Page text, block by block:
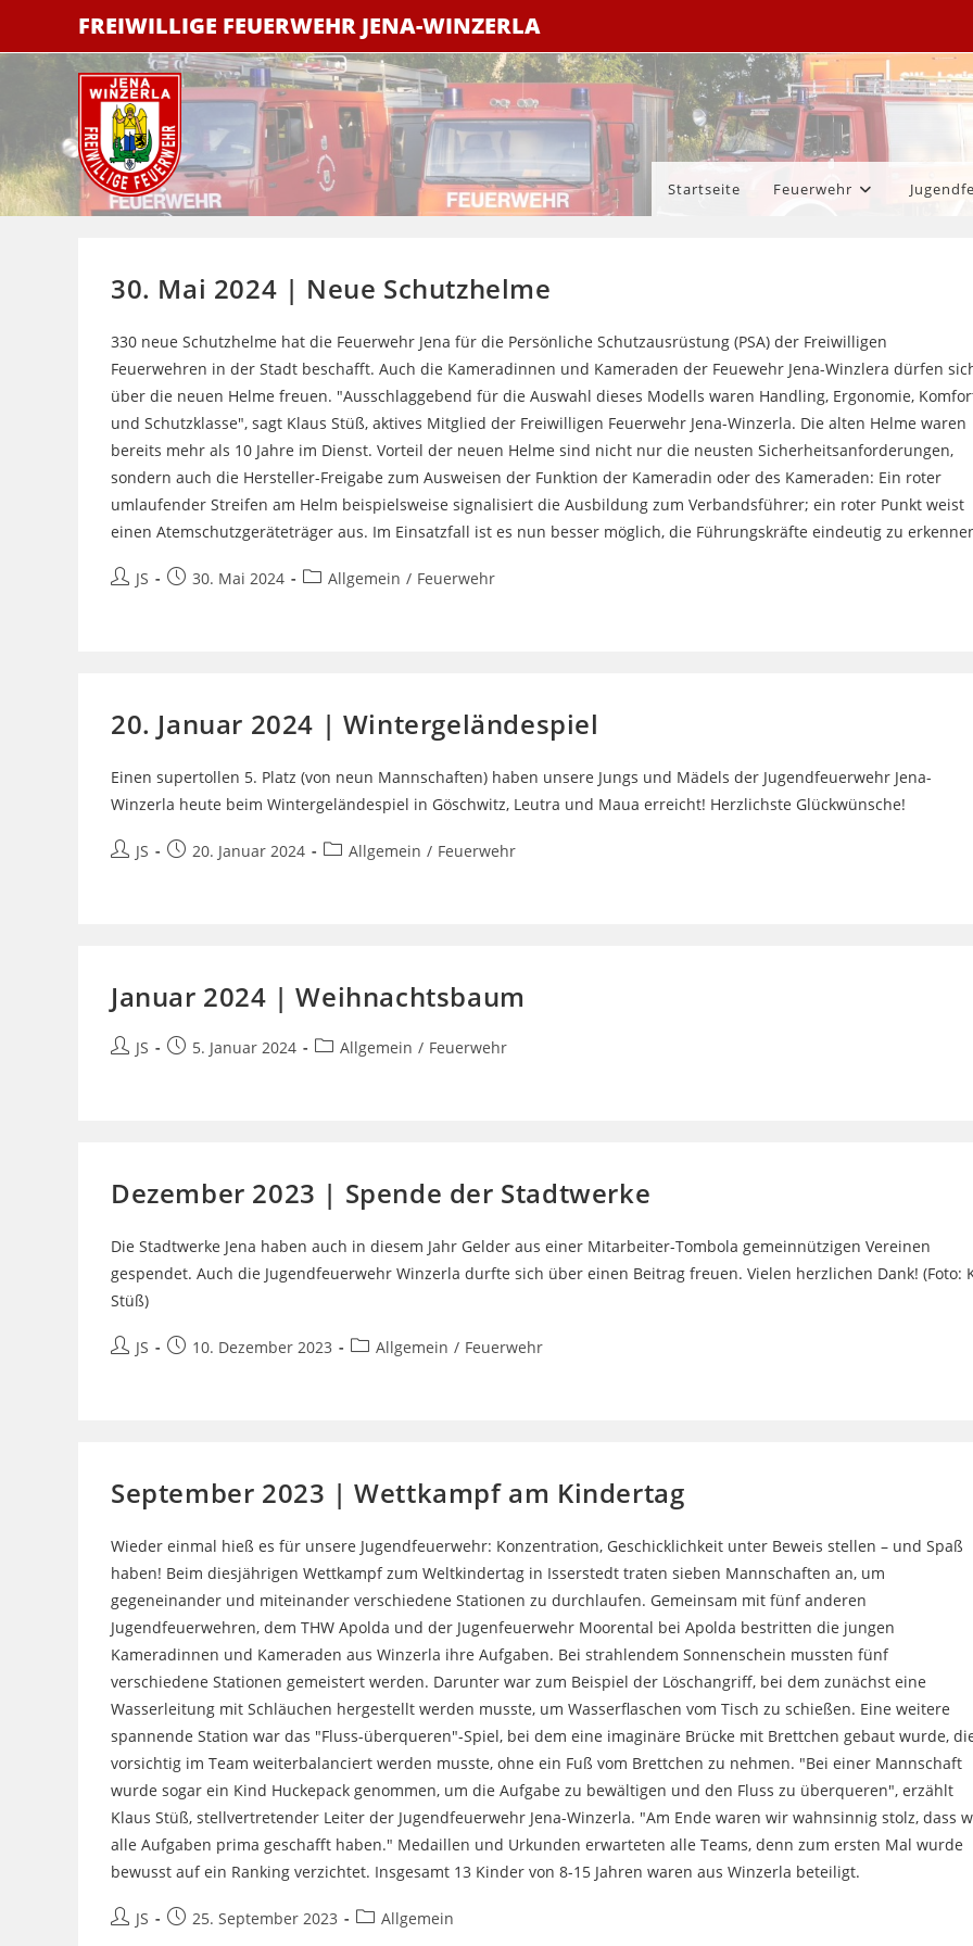
FREIWILLIGE FEUERWEHR JENA-WINZERLA
Startseite Feuerwehr
30. Mai 2024 | Neue Schutzhelme
330 neue Schutzhelme hat die Feuerwehr Jena für die Persönliche Schutzausrüstung (PSA) der Freiwilligen
Feuerwehren in der Stadt beschafft. Auch die Kameradinnen und Kameraden der Feuewehr Jena-Winzlera dürfen
über die neuen Helme freuen. "Ausschlaggebend für die Auswahl dieses Modells waren Handling, Ergonomie,
und Schutzklasse", sagt Klaus Stüß, aktives Mitglied der Freiwilligen Feuerwehr Jena-Winzerla. Die alten Helme waren
bereits mehr als 10 Jahre im Dienst. Vorteil der neuen Helme sind nicht nur die neusten Sicherheitsanforderungen,
sondern auch die Hersteller-Freigabe zum Ausweisen der Funktion der Kameradin oder des Kameraden: Ein roter
umlaufender Streifen am Helm beispielsweise signalisiert die Ausbildung zum Verbandsführer; ein roter Punkt weist
einen Atemschutzgeräteträger aus. Im Einsatzfall ist es nun besser möglich, die Führungskräfte eindeutig zu
Beitrags-
JS
Beitrag30. Mai 2024
Beitrags-
Allgemein / Feuerwehr
20. Januar 2024 | Wintergeländespiel
Einen supertollen 5. Platz (von neun Mannschaften) haben unsere Jungs und Mädels der Jugendfeuerwehr Jena-
Winzerla heute beim Wintergeländespiel in Göschwitz, Leutra und Maua erreicht! Herzlichste Glückwünsche!
Beitrags-
JS
Beitrag20. Januar 2024
Beitrags-
Allgemein / Feuerwehr
Januar 2024 | Weihnachtsbaum
Beitrags-
JS
Beitrag5. Januar 2024
Beitrags-
Allgemein / Feuerwehr
Dezember 2023 | Spende der Stadtwerke
Die Stadtwerke Jena haben auch in diesem Jahr Gelder aus einer Mitarbeiter-Tombola gemeinnützigen Vereinen
gespendet. Auch die Jugendfeuerwehr Winzerla durfte sich über einen Beitrag freuen. Vielen herzlichen Dank! (Foto:
Stüß)
Beitrags-
JS
Beitrag10. Dezember 2023
Beitrags-
Allgemein / Feuerwehr
September 2023 | Wettkampf am Kindertag
Wieder einmal hieß es für unsere Jugendfeuerwehr: Konzentration, Geschicklichkeit unter Beweis stellen – und Spaß
haben! Beim diesjährigen Wettkampf zum Weltkindertag in Isserstedt traten sieben Mannschaften an, um
gegeneinander und miteinander verschiedene Stationen zu durchlaufen. Gemeinsam mit fünf anderen
Jugendfeuerwehren, dem THW Apolda und der Jugenfeuerwehr Moorental bei Apolda bestritten die jungen
Kameradinnen und Kameraden aus Winzerla ihre Aufgaben. Bei strahlendem Sonnenschein mussten fünf
verschiedene Stationen gemeistert werden. Darunter war zum Beispiel der Löschangriff, bei dem zunächst eine
Wasserleitung mit Schläuchen hergestellt werden musste, um Wasserflaschen vom Tisch zu schießen. Eine weitere
spannende Station war das "Fluss-überqueren"-Spiel, bei dem eine imaginäre Brücke mit Brettchen gebaut wurde,
vorsichtig im Team weiterbalanciert werden musste, ohne ein Fuß vom Brettchen zu nehmen. "Bei einer Mannschaft
wurde sogar ein Kind Huckepack genommen, um die Aufgabe zu bewältigen und den Fluss zu überqueren", erzählt
Klaus Stüß, stellvertretender Leiter der Jugendfeuerwehr Jena-Winzerla. "Am Ende waren wir wahnsinnig stolz, dass
alle Aufgaben prima geschafft haben." Medaillen und Urkunden erwarteten alle Teams, denn zum ersten Mal wurde
bewusst auf ein Ranking verzichtet. Insgesamt 13 Kinder von 8-15 Jahren waren aus Winzerla beteiligt.
Beitrags-
JS
Beitrag25. September 2023
Beitrags-
Allgemein